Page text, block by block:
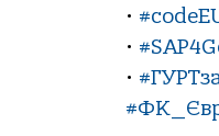
•
•
•